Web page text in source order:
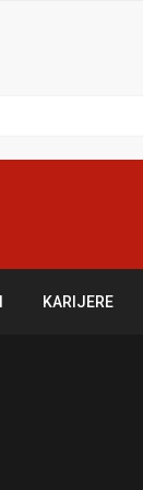
KARIJERE